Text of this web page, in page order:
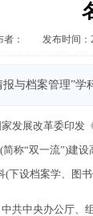
者： 发布时间：
报与档案管理”
发展改革委印
称“双一流”)建
下设档案学、图
中央办公厅、